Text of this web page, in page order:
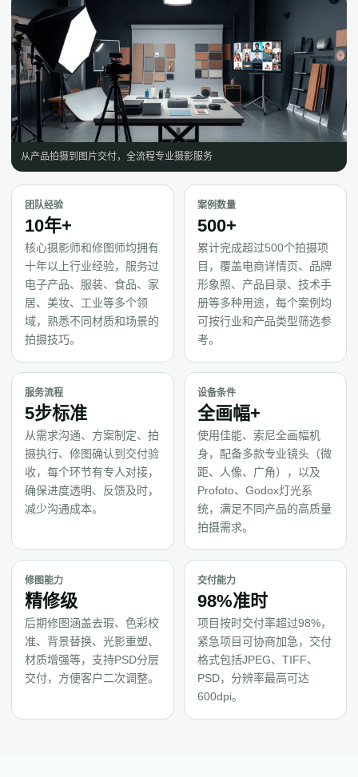
从产品拍摄到图片交付，全流程专业摄影服务
团队经验
10年+
核心摄影师和修图师均拥有
十年以上行业经验，服务过
电子产品、服装、食品、家
居、美妆、工业等多个领
域，熟悉不同材质和场景的
拍摄技巧。
案例数量
500+
累计完成超过500个拍摄项
目，覆盖电商详情页、品牌
形象照、产品目录、技术手
册等多种用途，每个案例均
可按行业和产品类型筛选参
考。
服务流程
5步标准
从需求沟通、方案制定、拍
摄执行、修图确认到交付验
收，每个环节有专人对接，
确保进度透明、反馈及时，
减少沟通成本。
设备条件
全画幅+
使用佳能、索尼全画幅机
身，配备多款专业镜头（微
距、人像、广角），以及
Profoto、Godox灯光系
统，满足不同产品的高质量
拍摄需求。
修图能力
精修级
后期修图涵盖去瑕、色彩校
准、背景替换、光影重塑、
材质增强等，支持PSD分层
交付，方便客户二次调整。
交付能力
98%准时
项目按时交付率超过98%，
紧急项目可协商加急，交付
格式包括JPEG、TIFF、
PSD，分辨率最高可达
600dpi。